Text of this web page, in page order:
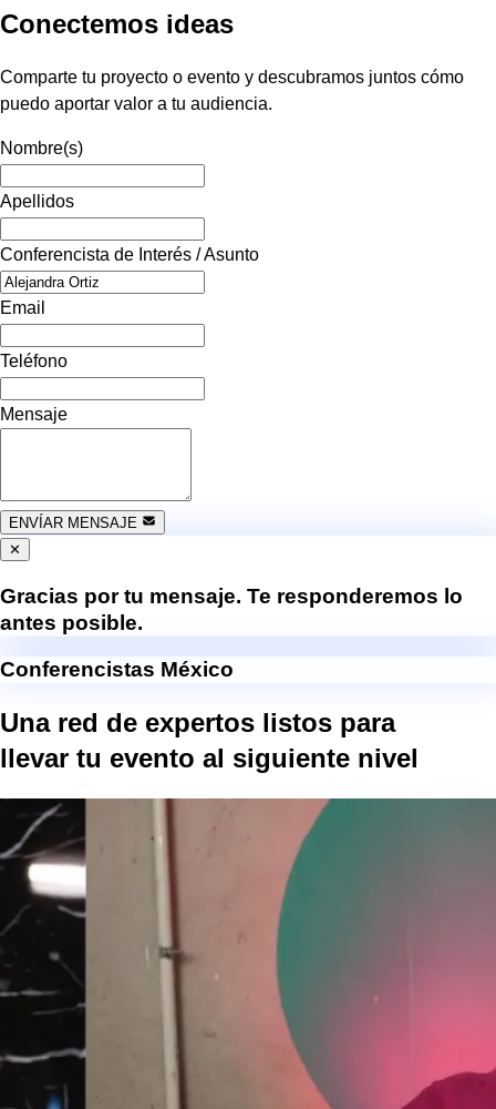
Conectemos ideas
Comparte tu proyecto o evento y descubramos juntos cómo
puedo aportar valor a tu audiencia.
Nombre(s)
Apellidos
Conferencista de Interés / Asunto
Email
Teléfono
Mensaje
ENVÍAR MENSAJE
✕
Gracias por tu mensaje. Te responderemos lo
antes posible.
Conferencistas México
Una red de expertos listos para
llevar tu evento al siguiente nivel